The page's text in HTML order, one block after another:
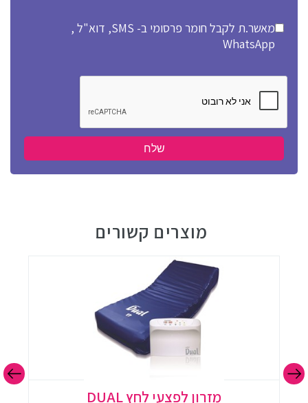
מאשר.ת לקבל חומר פרסומי ב- SMS, דוא"ל ,
WhatsApp
מוצרים קשורים
מזרון לפצעי לחץ DUAL